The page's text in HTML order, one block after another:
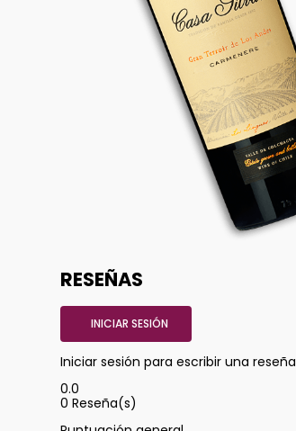
RESEÑAS
INICIAR SESIÓN
Iniciar sesión para escribir una reseña
0.0
0 Reseña(s)